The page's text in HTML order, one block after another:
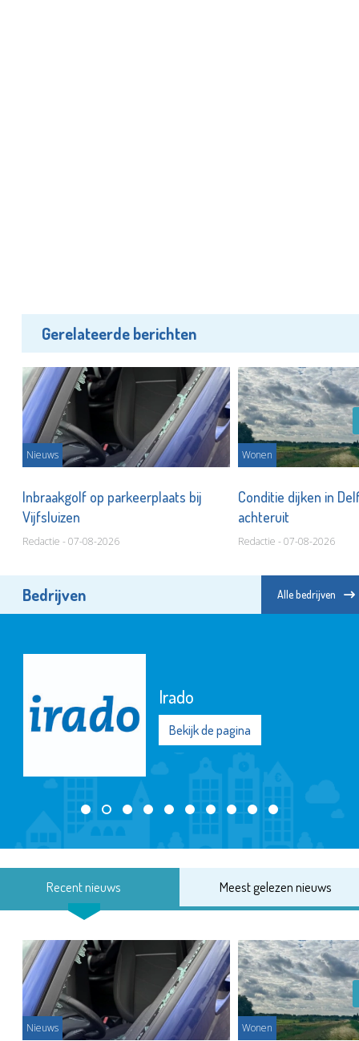
Gerelateerde berichten
Nieuws
Inbraakgolf op parkeerplaats bij
Vijfsluizen
Redactie - 07-08-2026
Wonen
Conditie dijken in
achteruit
Redactie - 07-08-2026
Bedrijven Alle bedrijven
Irado
Bekijk de pagina
Recent nieuws Meest gelezen nieuws
Nieuws Wonen